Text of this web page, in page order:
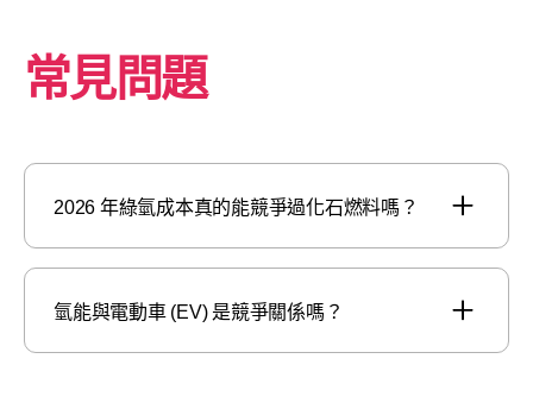
常見問題
2026 年綠氫成本真的能競爭過化石燃料嗎？
氫能與電動車 (EV) 是競爭關係嗎？